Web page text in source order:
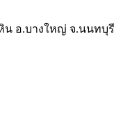
น อ.บางใหญ่ จ.นนทบุรี